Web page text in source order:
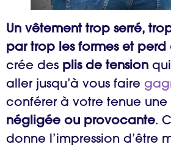
Un vêtement trop serré,
par trop les formes et
crée des plis de tension
aller jusqu’à vous faire
conférer à votre tenue
négligée ou provocante.
donne l’impression d’être